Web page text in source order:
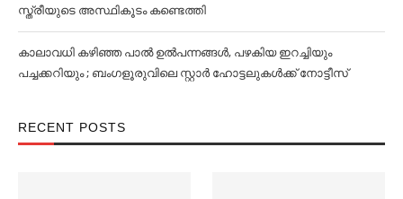
സ്ത്രീയുടെ അസ്ഥികൂടം കണ്ടെത്തി
കാലാവധി കഴിഞ്ഞ പാല്‍ ഉല്‍പന്നങ്ങള്‍, പഴകിയ ഇറച്ചിയും
പച്ചക്കറിയും ; ബംഗളൂരുവിലെ സ്റ്റാര്‍ ഹോട്ടലുകള്‍ക്ക് നോട്ടീസ്
RECENT POSTS